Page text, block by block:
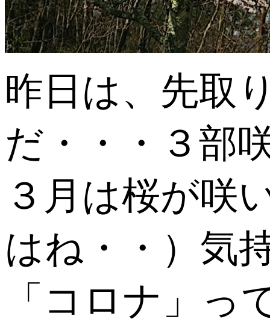
昨日は、先取
だ・・・３部
３月は桜が咲
はね・・）気
「コロナ」